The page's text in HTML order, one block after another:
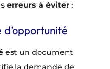
erreurs à éviter:
d’opportunité
est un document
la demande de